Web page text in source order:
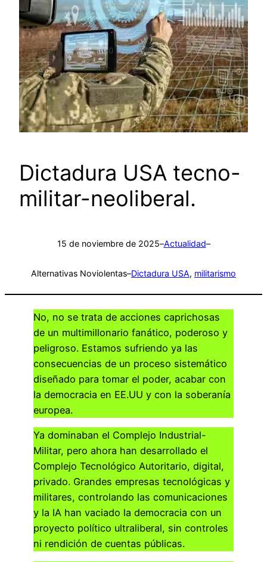
Dictadura USA tecno-
militar-neoliberal.
15 de noviembre de 2025–Actualidad–
Alternativas Noviolentas–Dictadura USA, militarismo
No, no se trata de acciones caprichosas
de un multimillonario fanático, poderoso y
peligroso. Estamos sufriendo ya las
consecuencias de un proceso sistemático
diseñado para tomar el poder, acabar con
la democracia en EE.UU y con la soberanía
europea.
Ya dominaban el Complejo Industrial-
Militar, pero ahora han desarrollado el
Complejo Tecnológico Autoritario, digital,
privado. Grandes empresas tecnológicas y
militares, controlando las comunicaciones
y la IA han vaciado la democracia con un
proyecto político ultraliberal, sin controles
ni rendición de cuentas públicas.